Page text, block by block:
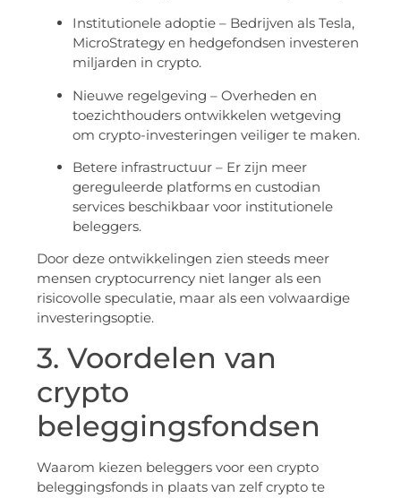
Institutionele adoptie – Bedrijven als Tesla,
MicroStrategy en hedgefondsen investeren
miljarden in crypto.
Nieuwe regelgeving – Overheden en
toezichthouders ontwikkelen wetgeving
om crypto-investeringen veiliger te maken.
Betere infrastructuur – Er zijn meer
gereguleerde platforms en custodian
services beschikbaar voor institutionele
beleggers.
Door deze ontwikkelingen zien steeds meer
mensen cryptocurrency niet langer als een
risicovolle speculatie, maar als een volwaardige
investeringsoptie.
3. Voordelen van
crypto
beleggingsfondsen
Waarom kiezen beleggers voor een crypto
beleggingsfonds in plaats van zelf crypto te